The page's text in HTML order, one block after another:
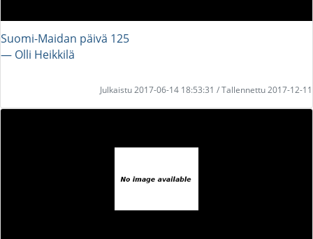
Suomi-Maidan päivä 125
― Olli Heikkilä
Julkaistu 2017-06-14 18:53:31 / Tallennettu 2017-12-11